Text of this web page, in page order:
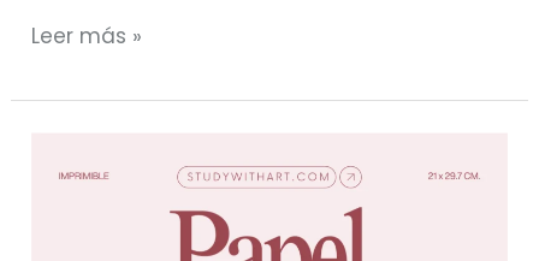
Leer más »
Decorativo